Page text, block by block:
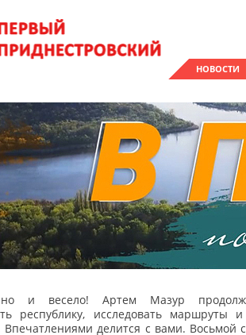
НОВОСТИ
и весело! Артем Мазур
республику, исследовать маршруты
делится с вами. Восьмой